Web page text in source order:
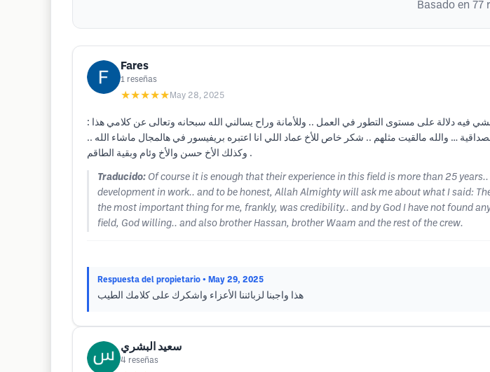
Basado en 77
Fares
1 reseñas
★★★★★ May 28, 2025
مستمرين بهالمجال .. وهالشي فيه دلالة على مستوى التطور في العمل .. وللأمانة وراح يسالني الله سبحانه وتعالى عن كلامي هذا :
… والله مالقيت مثلهم .. شكر خاص للأخ عماد اللي انا اعتبره بريفيسور في هالمجال ماشاء الله ..
وكذلك الأخ حسن والأخ وئام وبقية الطاقم .
Traducido: Of course it is enough that their experience in this field is more than 25
development in work.. and to be honest, Allah Almighty will ask me about what I said:
the most important thing for me, frankly, was credibility.. and by God I have not found
field, God willing.. and also brother Hassan, brother Waam and the rest of the crew.
Respuesta del propietario • May 29, 2025
هذا واجبنا لزبائننا الأعزاء واشكرك على كلامك الطيب
سعيد البشري
4 reseñas